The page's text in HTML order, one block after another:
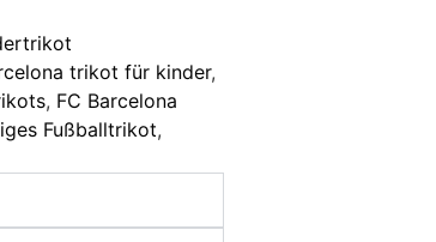
trikot für kinder,
, FC Barcelona
Fußballtrikot,